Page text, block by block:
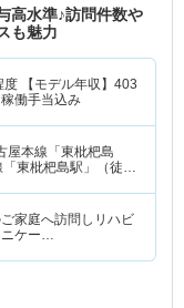
高水準♪訪問件数や
も魅力
度 【モデル年収】 403
働手当込み
屋本線「東枇杷島
東枇杷島駅」（徒歩
家庭へ訪問しリハビ
ニケー…